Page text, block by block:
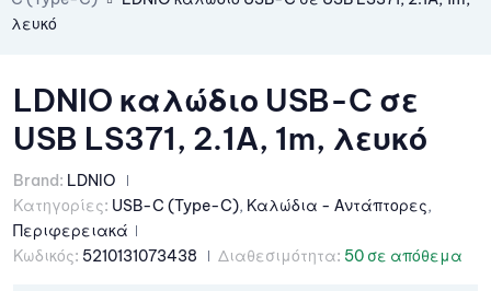
λευκό
LDNIO καλώδιο USB-C σε
USB LS371, 2.1A, 1m, λευκό
Brand: LDNIO
Κατηγορίες: USB-C (Type-C), Καλώδια - Αντάπτορες,
Περιφερειακά
Κωδικός: 5210131073438 Διαθεσιμότητα: 50 σε απόθεμα